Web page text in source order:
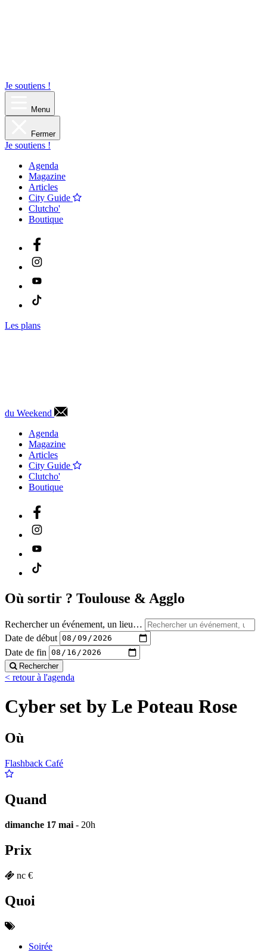
Je soutiens !
Menu
Fermer
Je soutiens !
Agenda
Magazine
Articles
City Guide
Clutcho'
Boutique
Les plans
du Weekend
Agenda
Magazine
Articles
City Guide
Clutcho'
Boutique
Où sortir ? Toulouse & Agglo
Rechercher un événement, un lieu…
Date de début
Date de fin
Rechercher
< retour à l'agenda
Cyber set by Le Poteau Rose
Où
Flashback Café
Quand
dimanche 17 mai - 20h
Prix
nc €
Quoi
Soirée